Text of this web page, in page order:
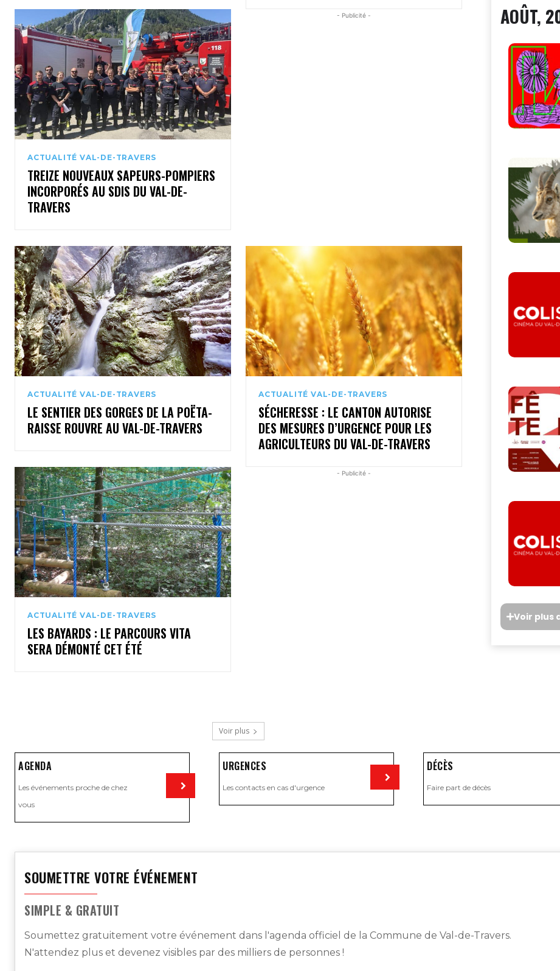
ACTUALITÉ VAL-DE-TRAVERS
TREIZE NOUVEAUX SAPEURS-POMPIERS
INCORPORÉS AU SDIS DU VAL-DE-
TRAVERS
- Publicité -
ACTUALITÉ VAL-DE-TRAVERS
LE SENTIER DES GORGES DE LA POËTA-
RAISSE ROUVRE AU VAL-DE-TRAVERS
ACTUALITÉ VAL-DE-TRAVERS
SÉCHERESSE : LE CANTON AUTORISE
DES MESURES D’URGENCE POUR LES
AGRICULTEURS DU VAL-DE-TRAVERS
ACTUALITÉ VAL-DE-TRAVERS
LES BAYARDS : LE PARCOURS VITA
SERA DÉMONTÉ CET ÉTÉ
- Publicité -
Voir plus
AOÛT,
Voir plus
AGENDA
Les événements proche de chez
vous
URGENCES
Les contacts en cas d'urgence
DÉCÈS
Faire part de décès
SOUMETTRE VOTRE ÉVÉNEMENT
SIMPLE & GRATUIT
Soumettez gratuitement votre événement dans l'agenda officiel de la Commune de Val-de-Travers.
N'attendez plus et devenez visibles par des milliers de personnes !